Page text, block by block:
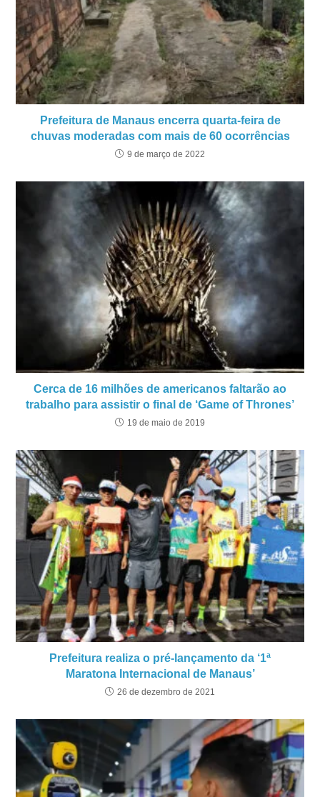
Prefeitura de Manaus encerra quarta-feira de
chuvas moderadas com mais de 60 ocorrências
9 de março de 2022
Cerca de 16 milhões de americanos faltarão ao
trabalho para assistir o final de ‘Game of Thrones’
19 de maio de 2019
Prefeitura realiza o pré-lançamento da ‘1ª
Maratona Internacional de Manaus’
26 de dezembro de 2021